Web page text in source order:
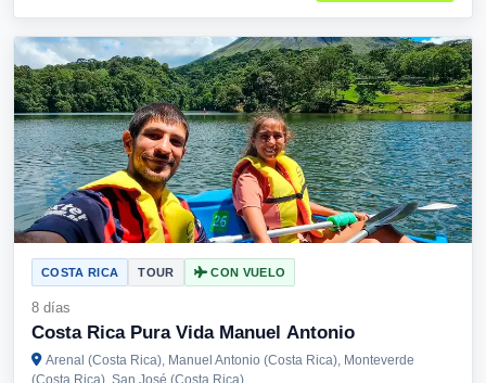
COSTA RICA TOUR CON VUELO
8 días
Costa Rica Pura Vida Manuel Antonio
Arenal (Costa Rica), Manuel Antonio (Costa Rica), Monteverde
(Costa Rica), San José (Costa Rica)